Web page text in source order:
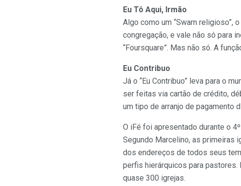
Eu Tô Aqui, Irmão
Algo como um “Swarn religioso”,
congregação, e vale não só para
“Foursquare”. Mas não só. A
Eu Contribuo
Já o “Eu Contribuo” leva para o
ser feitas via cartão de crédito,
um tipo de arranjo de pagamento
O iFé foi apresentado durante o
Segundo Marcelino, as primeiras
dos endereços de todos seus
perfis hierárquicos para
quase 300 igrejas.